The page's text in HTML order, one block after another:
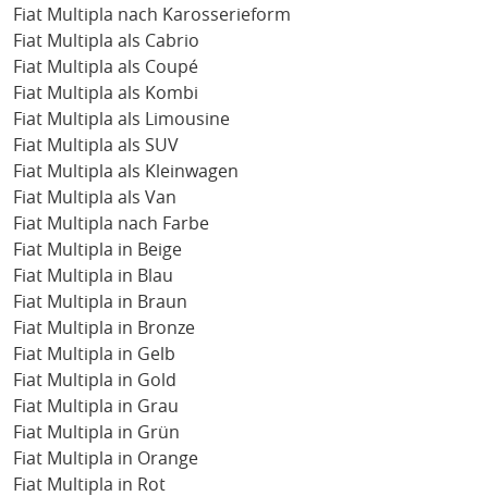
Fiat Multipla nach Karosserieform
Fiat Multipla als Cabrio
Fiat Multipla als Coupé
Fiat Multipla als Kombi
Fiat Multipla als Limousine
Fiat Multipla als SUV
Fiat Multipla als Kleinwagen
Fiat Multipla als Van
Fiat Multipla nach Farbe
Fiat Multipla in Beige
Fiat Multipla in Blau
Fiat Multipla in Braun
Fiat Multipla in Bronze
Fiat Multipla in Gelb
Fiat Multipla in Gold
Fiat Multipla in Grau
Fiat Multipla in Grün
Fiat Multipla in Orange
Fiat Multipla in Rot